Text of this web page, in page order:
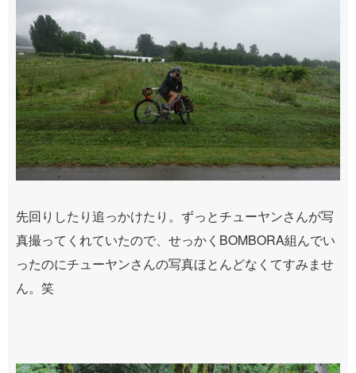
先回りしたり追っかけたり。ずっとチューヤンさんが写
真撮ってくれていたので、せっかくBOMBORA組んでい
ったのにチューヤンさんの写真ほとんどなくてすみませ
ん。笑